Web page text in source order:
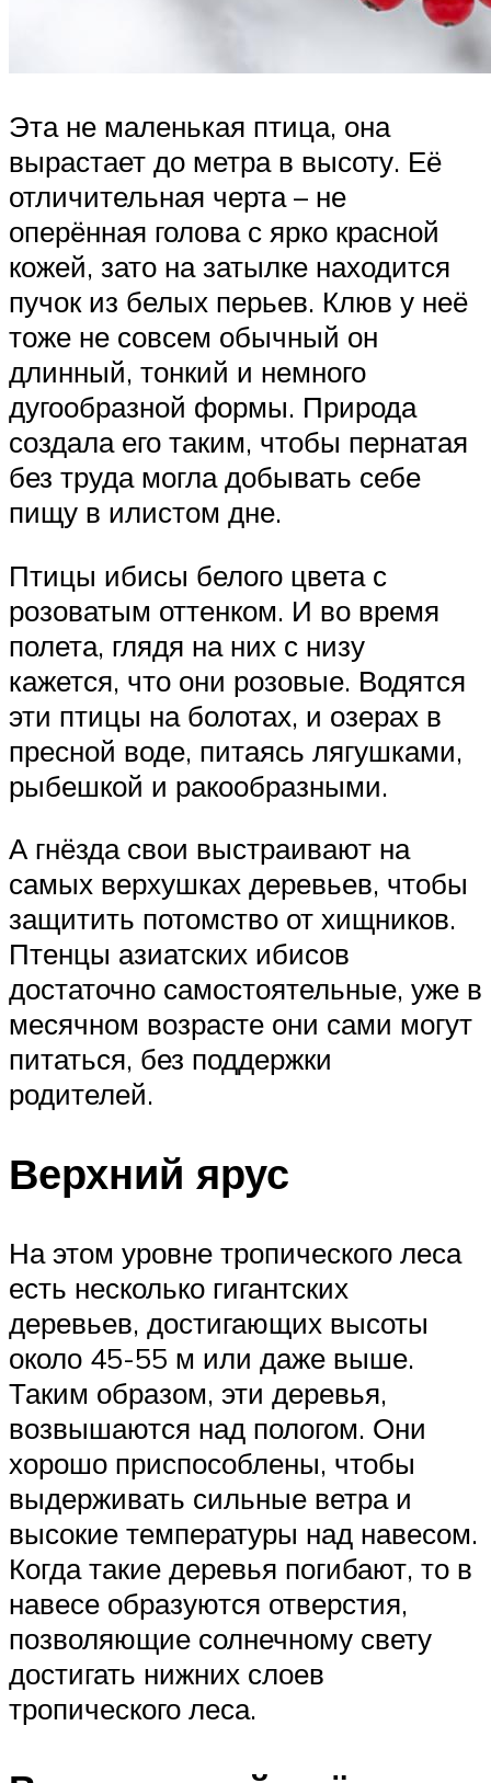
Эта не маленькая птица, она
вырастает до метра в высоту. Её
отличительная черта – не
оперённая голова с ярко красной
кожей, зато на затылке находится
пучок из белых перьев. Клюв у неё
тоже не совсем обычный он
длинный, тонкий и немного
дугообразной формы. Природа
создала его таким, чтобы пернатая
без труда могла добывать себе
пищу в илистом дне.
Птицы ибисы белого цвета с
розоватым оттенком. И во время
полета, глядя на них с низу
кажется, что они розовые. Водятся
эти птицы на болотах, и озерах в
пресной воде, питаясь лягушками,
рыбешкой и ракообразными.
А гнёзда свои выстраивают на
самых верхушках деревьев, чтобы
защитить потомство от хищников.
Птенцы азиатских ибисов
достаточно самостоятельные, уже в
месячном возрасте они сами могут
питаться, без поддержки
родителей.
Верхний ярус
На этом уровне тропического леса
есть несколько гигантских
деревьев, достигающих высоты
около 45-55 м или даже выше.
Таким образом, эти деревья,
возвышаются над пологом. Они
хорошо приспособлены, чтобы
выдерживать сильные ветра и
высокие температуры над навесом.
Когда такие деревья погибают, то в
навесе образуются отверстия,
позволяющие солнечному свету
достигать нижних слоев
тропического леса.